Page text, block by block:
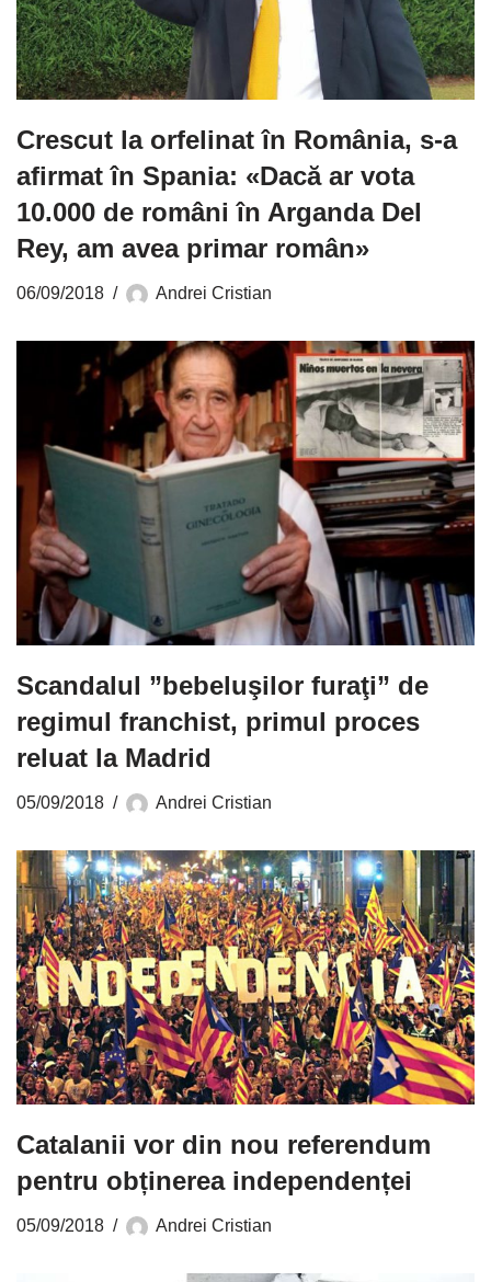
Crescut la orfelinat în România, s-a
afirmat în Spania: «Dacă ar vota
10.000 de români în Arganda Del
Rey, am avea primar român»
06/09/2018 Andrei Cristian
Scandalul ”bebeluşilor furaţi” de
regimul franchist, primul proces
reluat la Madrid
05/09/2018 Andrei Cristian
Catalanii vor din nou referendum
pentru obținerea independenței
05/09/2018 Andrei Cristian